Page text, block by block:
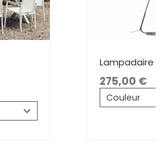
Lampadaire
275,00
Couleur